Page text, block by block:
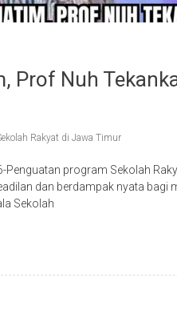
Prof Nuh
Rakyat di Jawa Timur
program Sekolah
dan berdampak nyata bagi
Sekolah